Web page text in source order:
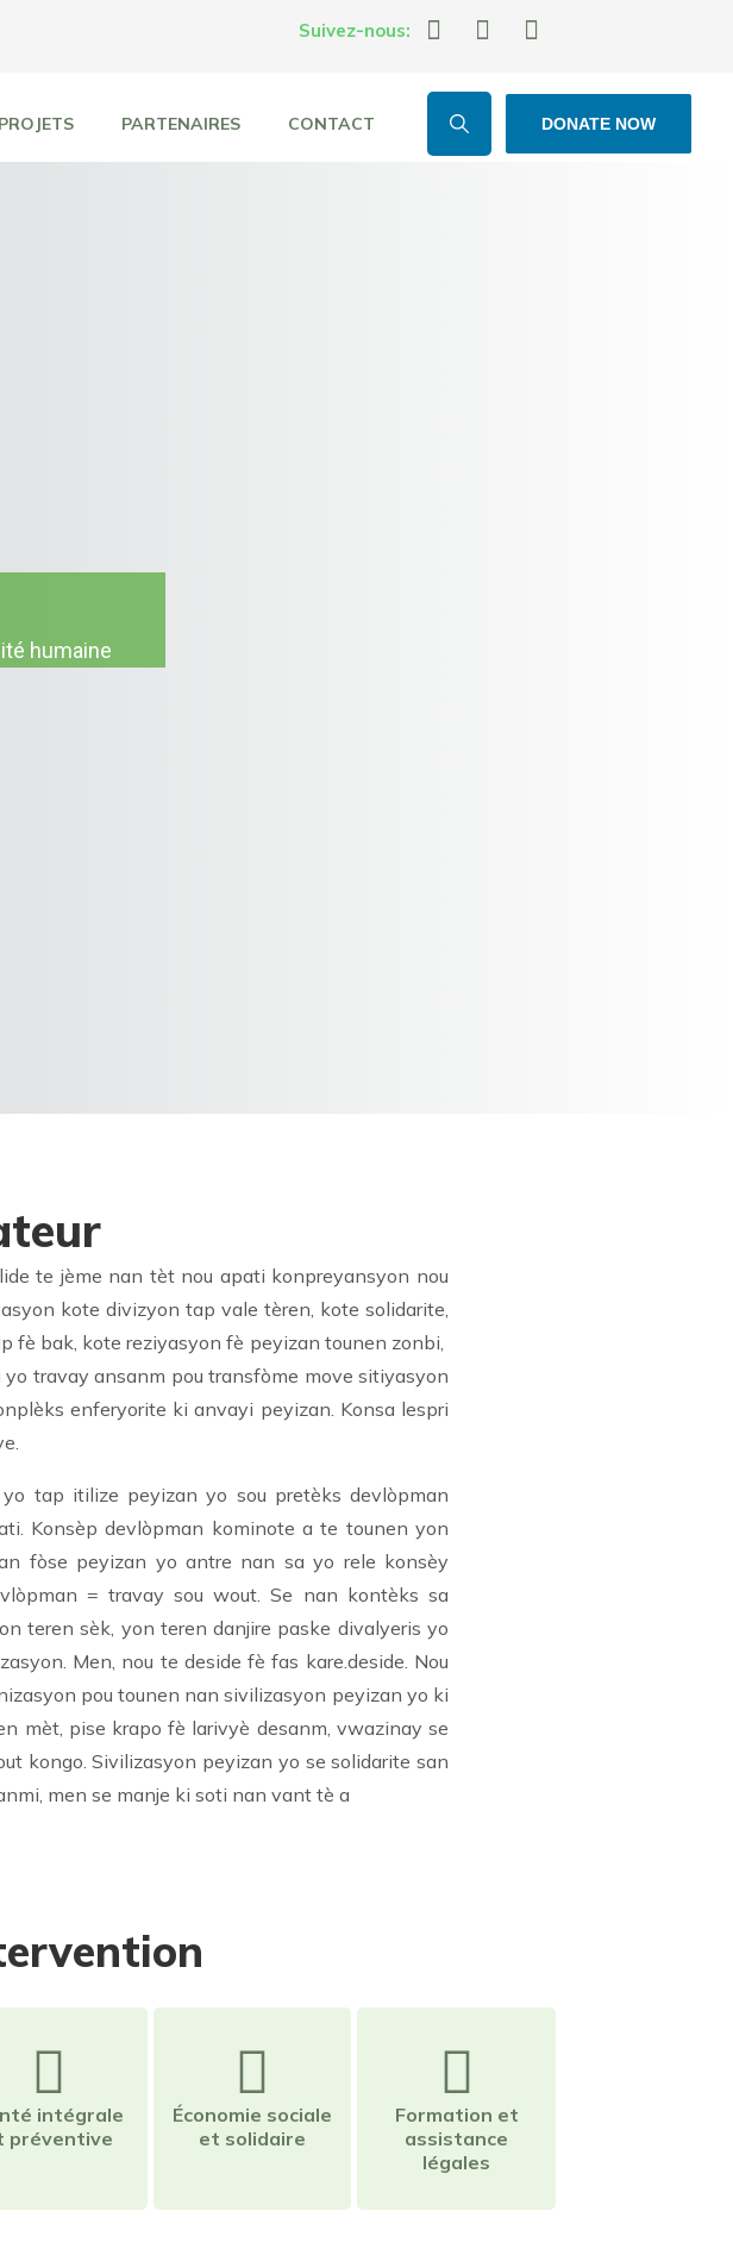
Suivez-nous:
PROJETS PARTENAIRES CONTACT DONATE NOW
te jème nan tèt nou apati konpreyansyon nou
kote divizyon tap vale tèren, kote solidarite,
fè bak, kote reziyasyon fè peyizan tounen zonbi,
travay ansanm pou transfòme move sitiyasyon
enferyorite ki anvayi peyizan. Konsa lespri
tap itilize peyizan yo sou pretèks devlòpman
Konsèp devlòpman kominote a te tounen yon
fòse peyizan yo antre nan sa yo rele konsèy
= travay sou wout. Se nan kontèks sa
teren sèk, yon teren danjire paske divalyeris yo
Men, nou te deside fè fas kare.deside. Nou
pou tounen nan sivilizasyon peyizan yo ki
mèt, pise krapo fè larivyè desanm, vwazinay se
kongo. Sivilizasyon peyizan yo se solidarite san
men se manje ki soti nan vant tè a
intégrale
préventive
Économie sociale
et solidaire
Formation et
assistance
légales